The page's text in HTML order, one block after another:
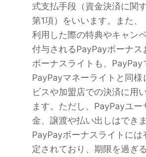
式支払手段（資金決済に関
第1項）をいいます。また、
利用した際の特典やキャン
付与されるPayPayボーナス
ボーナスライトも、PayPay
PayPayマネーライトと同様
ビスや加盟店での決済に用
ます。ただし、PayPayユー
金、譲渡や払い出しはできま
PayPayボーナスライトには
定されており、期限を過ぎ